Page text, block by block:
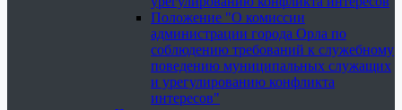
Положение "О комиссии
администрации города Орла по
соблюдению требований к служебному
поведению муниципальных служащих
и урегулированию конфликта
интересов"